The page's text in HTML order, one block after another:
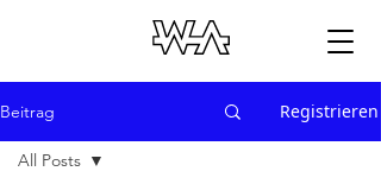
Beitrag Registrieren
All Posts